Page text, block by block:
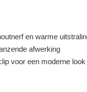
en warme
afwerking
voor een moderne look